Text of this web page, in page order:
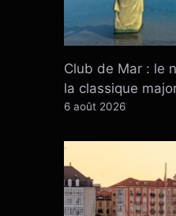
Club de Mar : le
la classique
6 août 2026